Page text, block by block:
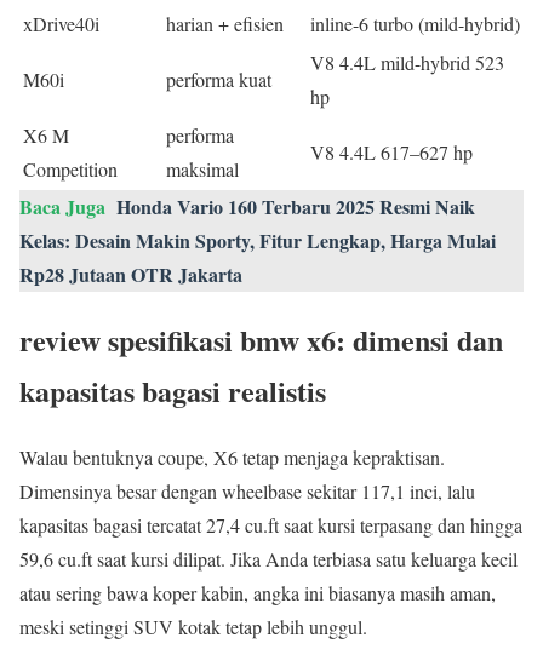
xDrive40i harian + efisien inline-6 turbo (mild-hybrid)
M60i performa kuat
V8 4.4L mild-hybrid 523
hp
X6 M
Competition
performa
maksimal
V8 4.4L 617–627 hp
Baca Juga Honda Vario 160 Terbaru 2025 Resmi Naik
Kelas: Desain Makin Sporty, Fitur Lengkap, Harga Mulai
Rp28 Jutaan OTR Jakarta
review spesifikasi bmw x6: dimensi dan
kapasitas bagasi realistis
Walau bentuknya coupe, X6 tetap menjaga kepraktisan.
Dimensinya besar dengan wheelbase sekitar 117,1 inci, lalu
kapasitas bagasi tercatat 27,4 cu.ft saat kursi terpasang dan hingga
59,6 cu.ft saat kursi dilipat. Jika Anda terbiasa satu keluarga kecil
atau sering bawa koper kabin, angka ini biasanya masih aman,
meski setinggi SUV kotak tetap lebih unggul.